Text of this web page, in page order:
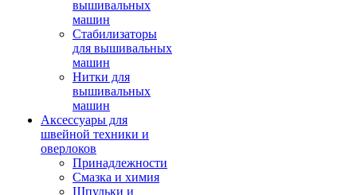
вышивальных
машин
Стабилизаторы
для вышивальных
машин
Нитки для
вышивальных
машин
Аксессуары для
швейной техники и
оверлоков
Принадлежности
Смазка и химия
Шпульки и